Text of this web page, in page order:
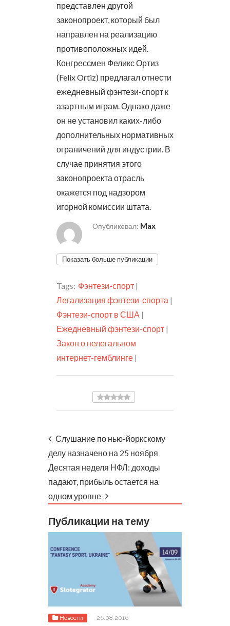
представлен другой
законопроект, который был
направлен на реализацию
противоположных идей.
Конгрессмен Феликс Ортиз
(Felix Ortiz) предлагал отнести
ежедневный фэнтези-спорт к
азартным играм. Однако даже
он не установил каких-либо
дополнительных нормативных
ограничений для индустрии. В
случае принятия этого
законопроекта отрасль
окажется под надзором
игорной комиссии штата.
Опубликовал: Max
Показать больше публикации
Tags: Фэнтези-спорт |
Легализация фэнтези-спорта |
Фэнтези-спорт в США |
Ежедневный фэнтези-спорт |
Закон о нелегальном
интернет-гемблинге |
Слушание по нью-йоркскому
делу назначено на 25 ноября
Десятая неделя НФЛ: доходы
падают, прибыль остается на
одном уровне
Публикации на тему
Новости 26.08.2016